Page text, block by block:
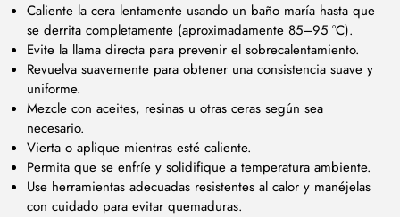
Caliente la cera lentamente usando un baño maría hasta que
se derrita completamente (aproximadamente 85–95 °C).
Evite la llama directa para prevenir el sobrecalentamiento.
Revuelva suavemente para obtener una consistencia suave y
uniforme.
Mezcle con aceites, resinas u otras ceras según sea
necesario.
Vierta o aplique mientras esté caliente.
Permita que se enfríe y solidifique a temperatura ambiente.
Use herramientas adecuadas resistentes al calor y manéjelas
con cuidado para evitar quemaduras.